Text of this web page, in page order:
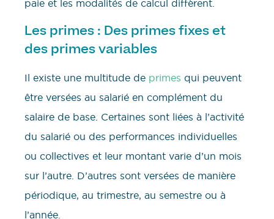
paie et les modalités de calcul diffèrent.
Les primes : Des primes fixes et
des primes variables
Il existe une multitude de primes qui peuvent
être versées au salarié en complément du
salaire de base. Certaines sont liées à l’activité
du salarié ou des performances individuelles
ou collectives et leur montant varie d’un mois
sur l’autre. D’autres sont versées de manière
périodique, au trimestre, au semestre ou à
l’année.